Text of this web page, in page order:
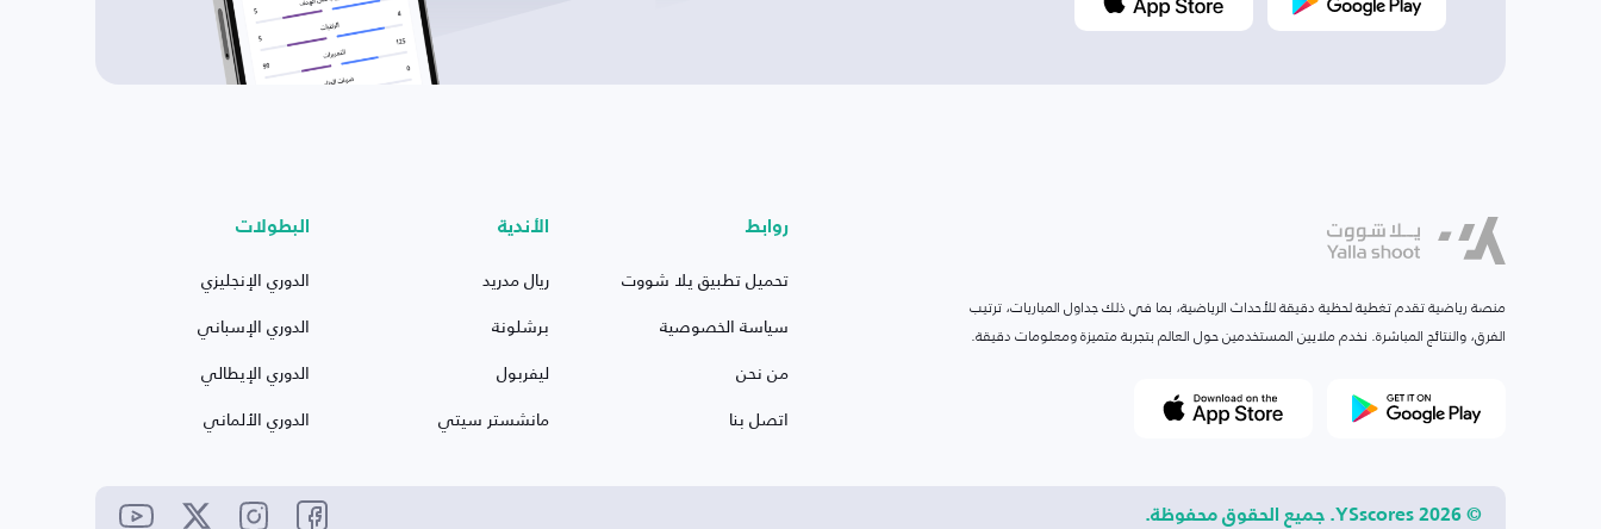
منصة رياضية تقدم تغطية لحظية دقيقة للأحداث الرياضية، بما في ذلك جداول المباريات، ترتيب
الفرق، والنتائج المباشرة. نخدم ملايين المستخدمين حول العالم بتجربة متميزة ومعلومات دقيقة.
روابط
تحميل تطبيق يلا شووت
سياسة الخصوصية
من نحن
اتصل بنا
الأندية
ريال مدريد
برشلونة
ليفربول
مانشستر سيتي
البطولات
الدوري الإنجليزي
الدوري الإسباني
الدوري الإيطالي
الدوري الألماني
© 2026 YSscores. جميع الحقوق محفوظة.